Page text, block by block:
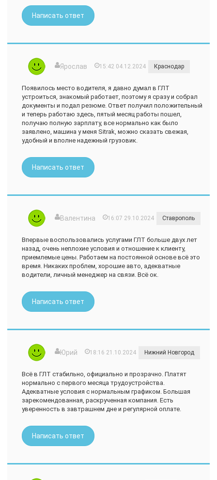
Написать ответ
Ярослав 15:42 04.12.2024 Краснодар
Появилось место водителя, я давно думал в ГЛТ
устроиться, знакомый работает, поэтому я сразу и собрал
документы и подал резюме. Ответ получил положительный
и теперь работаю здесь, пятый месяц работы пошел,
получаю полную зарплату, все нормально как было
заявлено, машина у меня Sitrak, можно сказать свежая,
удобный и вполне надежный грузовик.
Написать ответ
Валентина 16:07 29.10.2024 Ставрополь
Впервые воспользовались услугами ГЛТ больше двух лет
назад, очень неплохие условия и отношение к клиенту,
приемлемые цены. Работаем на постоянной основе всё это
время. Никаких проблем, хорошие авто, адекватные
водители, личный менеджер на связи. Всё ок.
Написать ответ
Юрий 18:16 21.10.2024 Нижний Новгород
Всё в ГЛТ стабильно, официально и прозрачно. Платят
нормально с первого месяца трудоустройства.
Адекватные условия с нормальным графиком. Большая
зарекомендованная, раскрученная компания. Есть
уверенность в завтрашнем дне и регулярной оплате.
Написать ответ